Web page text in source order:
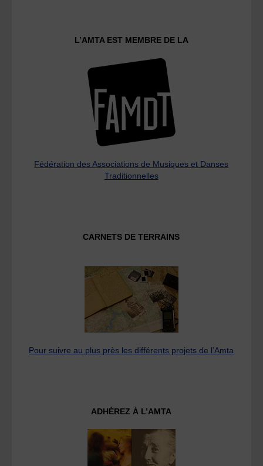
L’AMTA EST MEMBRE DE LA
Fédération des Associations de Musiques et Danses
Traditionnelles
CARNETS DE TERRAINS
Pour suivre au plus près les différents projets de l’Amta
ADHÉREZ À L’AMTA